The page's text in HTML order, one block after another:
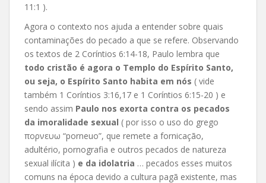
11:1 ).
Agora o contexto nos ajuda a entender sobre quais
contaminações do pecado a que se refere. Observando
os textos de 2 Coríntios 6:14-18, Paulo lembra que
todo cristão é agora o Templo do Espírito Santo,
ou seja, o Espírito Santo habita em nós ( vide
também 1 Coríntios 3:16,17 e 1 Coríntios 6:15-20 ) e
sendo assim Paulo nos exorta contra os pecados
da imoralidade sexual ( por isso o uso do grego
πορνευω “porneuo”, que remete a fornicação,
adultério, pornografia e outros pecados de natureza
sexual ilícita ) e da idolatria … pecados esses muitos
comuns na época devido a cultura pagã existente, mas